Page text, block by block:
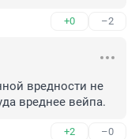
+0 –2
вредности не
вреднее вейпа.
+2 –0